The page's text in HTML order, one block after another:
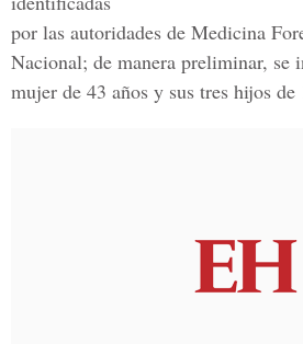
por las autoridades de Medicina
Nacional; de manera preliminar, se
mujer de 43 años y sus tres hijos